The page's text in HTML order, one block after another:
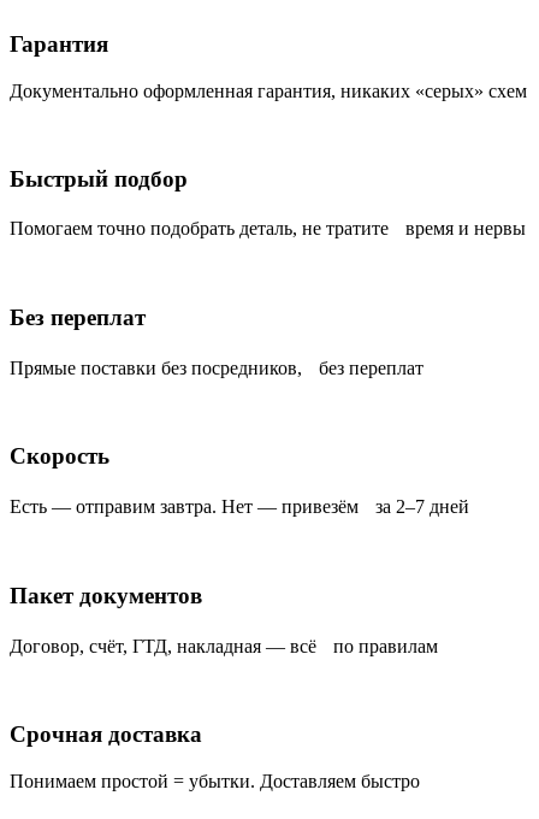
Гарантия
Документально оформленная гарантия, никаких «серых» схем
Быстрый подбор
Помогаем точно подобрать деталь, не тратите время и нервы
Без переплат
Прямые поставки без посредников, без переплат
Скорость
Есть — отправим завтра. Нет — привезём за 2–7 дней
Пакет документов
Договор, счёт, ГТД, накладная — всё по правилам
Срочная доставка
Понимаем простой = убытки. Доставляем быстро